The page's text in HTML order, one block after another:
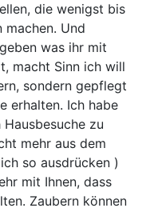
die wenigst bis
machen. Und
was ihr mit
macht Sinn ich will
sondern gepflegt
erhalten. Ich habe
zu
mehr aus dem
so ausdrücken )
mit Ihnen, dass
Zaubern können